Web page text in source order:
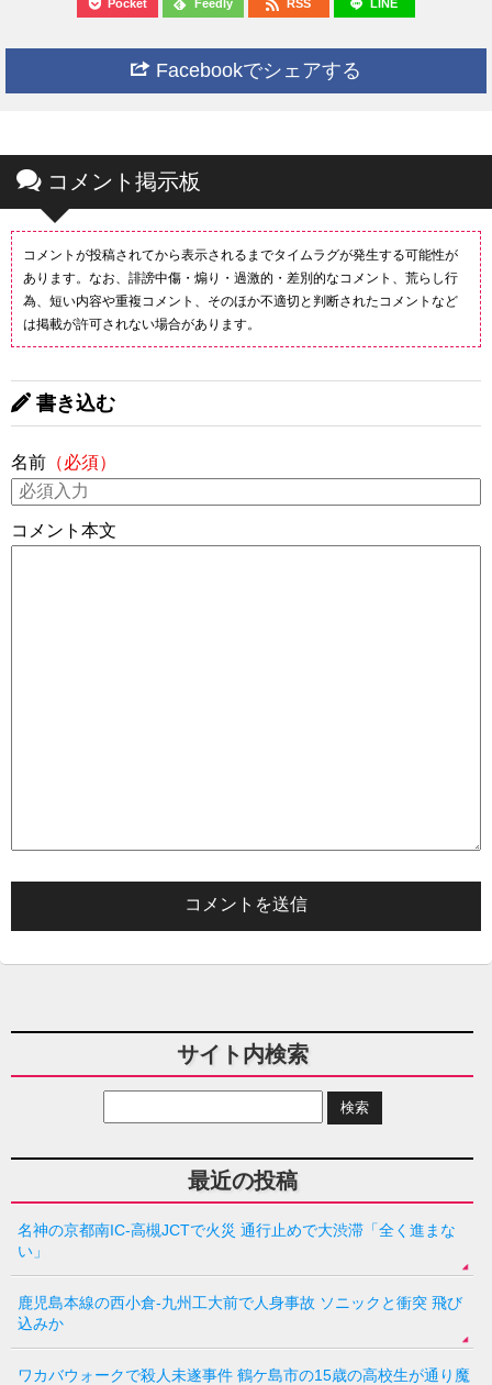
Pocket Feedly RSS LINE
Facebookでシェアする
コメント掲示板
コメントが投稿されてから表示されるまでタイムラグが発生する可能性が
あります。なお、誹謗中傷・煽り・過激的・差別的なコメント、荒らし行
為、短い内容や重複コメント、そのほか不適切と判断されたコメントなど
は掲載が許可されない場合があります。
書き込む
名前 （必須）
コメント本文
サイト内検索
最近の投稿
名神の京都南IC-高槻JCTで火災 通行止めで大渋滞「全く進まな
い」
鹿児島本線の西小倉-九州工大前で人身事故 ソニックと衝突 飛び
込みか
ワカバウォークで殺人未遂事件 鶴ケ島市の15歳の高校生が通り魔